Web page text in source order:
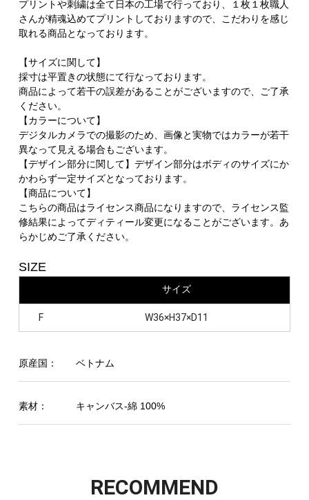
プリントや刺繍は全て日本の工場で行っており、１枚１枚職人
さんが精魂込めてプリントしておりますので、こだわりを感じ
取れる商品となっております。
【サイズに関して】
採寸は平置きの状態にて行なっております。
商品によって若干の誤差があることがございますので、ご了承
ください。
【カラーについて】
デジタルカメラでの撮影のため、画像と実物ではカラーが若干
異なって見える場合もございます。
【デザイン部分に関して】デザイン部分はボディのサイズにか
かわらず一定サイズとなっております。
【商品について】
こちらの商品はライセンス商品になりますので、ライセンス監
修結果によってディティール変更になることがございます。あ
らかじめご了承ください。
SIZE
サイズ
F W36×H37×D11
原産国： ベトナム
素材： キャンバス-綿 100%
RECOMMEND